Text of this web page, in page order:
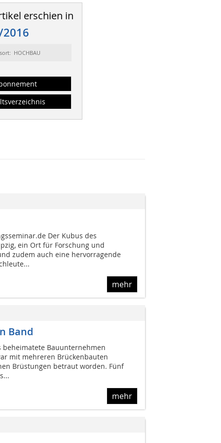
erschien in
2016
HOCHBAU
Der Kubus des
ein Ort für Forschung und
zudem auch eine hervorragende
mehr
Band
Bauunternehmen
mit mehreren Brückenbauten
Brüstungen betraut worden. Fünf
mehr